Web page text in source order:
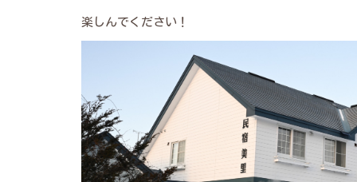
楽しんでください！